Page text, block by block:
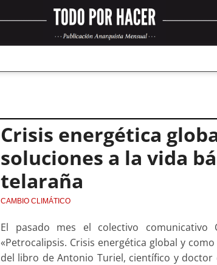
Crisis energética
soluciones a la vida
telaraña
CAMBIO CLIMÁTICO
El pasado mes el colectivo
«Petrocalipsis. Crisis energética global y
del libro de Antonio Turiel, científico y